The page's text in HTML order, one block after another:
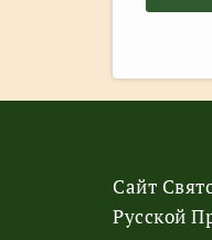
Сайт
Русской